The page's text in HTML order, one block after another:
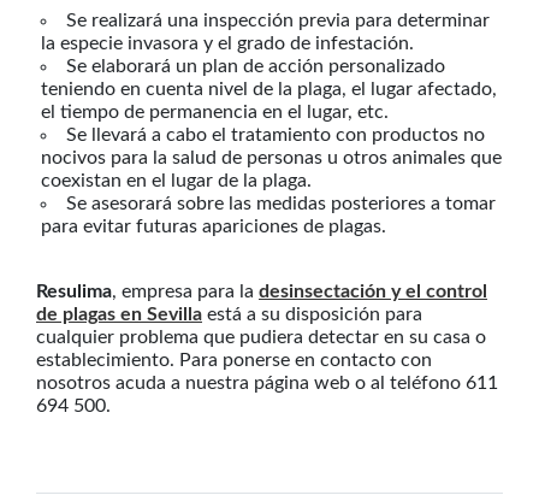
Se realizará una inspección previa para determinar
la especie invasora y el grado de infestación.
Se elaborará un plan de acción personalizado
teniendo en cuenta nivel de la plaga, el lugar afectado,
el tiempo de permanencia en el lugar, etc.
Se llevará a cabo el tratamiento con productos no
nocivos para la salud de personas u otros animales que
coexistan en el lugar de la plaga.
Se asesorará sobre las medidas posteriores a tomar
para evitar futuras apariciones de plagas.
Resulima, empresa para la desinsectación y el control
de plagas en Sevilla está a su disposición para
cualquier problema que pudiera detectar en su casa o
establecimiento. Para ponerse en contacto con
nosotros acuda a nuestra página web o al teléfono 611
694 500.